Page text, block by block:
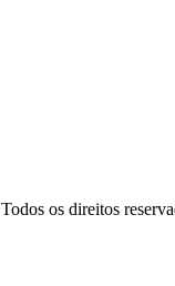
Todos os direitos